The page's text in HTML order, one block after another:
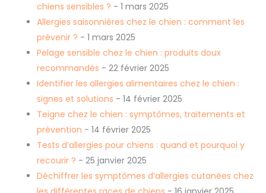
chiens sensibles ? - 1 mars 2025
Allergies saisonnières chez le chien : comment les
prévenir ? - 1 mars 2025
Pelage sensible chez le chien : produits doux
recommandés - 22 février 2025
Identifier les allergies alimentaires chez le chien :
signes et solutions - 14 février 2025
Teigne chez le chien : symptômes, traitements et
prévention - 14 février 2025
Tests d’allergies pour chiens : quand et pourquoi y
recourir ? - 25 janvier 2025
Déchiffrer les symptômes d’allergies cutanées chez